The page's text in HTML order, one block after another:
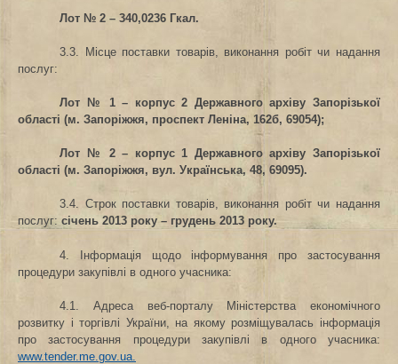
Лот № 2 – 340,0236 Гкал.
3.3. Місце поставки товарів, виконання робіт чи надання
послуг:
Лот № 1 – корпус 2 Державного архіву Запорізької
області (м. Запоріжжя, проспект Леніна, 162б, 69054);
Лот № 2 – корпус 1 Державного архіву Запорізької
області (м. Запоріжжя, вул. Українська, 48, 69095).
3.4. Строк поставки товарів, виконання робіт чи надання
послуг: січень 2013 року – грудень 2013 року.
4. Інформація щодо інформування про застосування
процедури закупівлі в одного учасника:
4.1. Адреса веб-порталу Міністерства економічного
розвитку і торгівлі України, на якому розміщувалась інформація
про застосування процедури закупівлі в одного учасника:
www.tender.me.gov.ua.